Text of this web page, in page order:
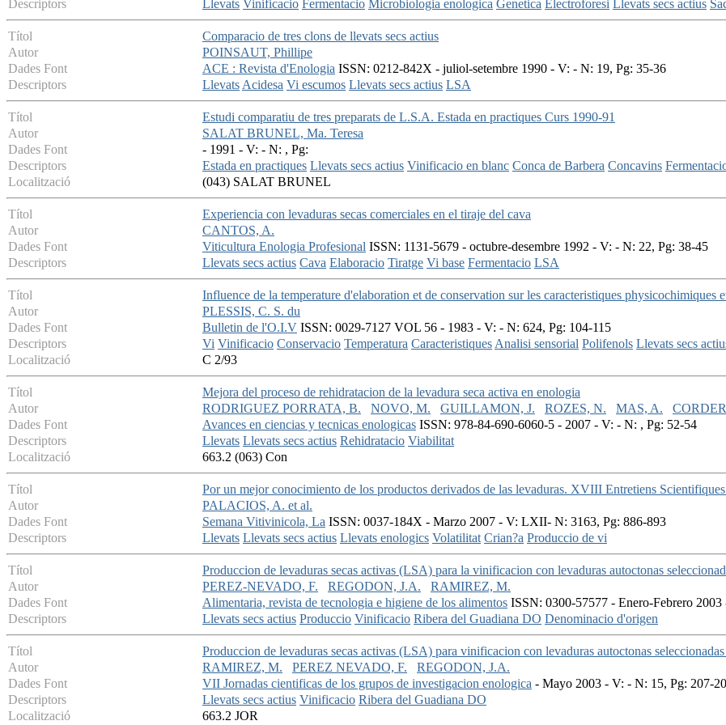
Descriptors Llevats Vinificacio Fermentacio Microbiologia enologica Genetica Electroforesi Llevats secs actius
Títol
Comparacio de tres clons de llevats secs actius
Autor
POINSAUT, Phillipe
Dades Font
ACE : Revista d'Enologia ISSN: 0212-842X - juliol-setembre 1990 - V: - N: 19, Pg: 35-36
Descriptors
LlevatsAcidesa Vi escumos Llevats secs actius LSA
Títol
Estudi comparatiu de tres preparats de L.S.A. Estada en practiques Curs 1990-91
Autor
SALAT BRUNEL, Ma. Teresa
Dades Font
- 1991 - V: - N: , Pg:
Descriptors
Estada en practiques Llevats secs actius Vinificacio en blanc Conca de Barbera Concavins
Localització
(043) SALAT BRUNEL
Títol
Experiencia con levaduras secas comerciales en el tiraje del cava
Autor
CANTOS, A.
Dades Font
Viticultura Enologia Profesional ISSN: 1131-5679 - octubre-desembre 1992 - V: - N: 22, Pg: 38-45
Descriptors
Llevats secs actius Cava Elaboracio Tiratge Vi base Fermentacio LSA
Títol
Influence de la temperature d'elaboration et de conservation sur les caracteristiques physicochimiques
Autor
PLESSIS, C. S. du
Dades Font
Bulletin de l'O.I.V ISSN: 0029-7127 VOL 56 - 1983 - V: - N: 624, Pg: 104-115
Descriptors
Vi Vinificacio Conservacio Temperatura CaracteristiquesAnalisi sensorial Polifenols Llevats secs
Localització
C 2/93
Títol
Mejora del proceso de rehidratacion de la levadura seca activa en enologia
Autor
RODRIGUEZ PORRATA, B. NOVO, M. GUILLAMON, J. ROZES, N. MAS, A.
Dades Font
Avances en ciencias y tecnicas enologicas ISSN: 978-84-690-6060-5 - 2007 - V: - N: , Pg: 52-54
Descriptors
Llevats Llevats secs actius Rehidratacio Viabilitat
Localització
663.2 (063) Con
Títol
Por un mejor conocimiento de los productos derivados de las levaduras. XVIII Entretiens
Autor
PALACIOS, A. et al.
Dades Font
Semana Vitivinicola, La ISSN: 0037-184X - Marzo 2007 - V: LXII- N: 3163, Pg: 886-893
Descriptors
Llevats Llevats secs actius Llevats enologics Volatilitat Crian?a Produccio de vi
Títol
Produccion de levaduras secas activas (LSA) para la vinificacion con levaduras autoctonas
Autor
PEREZ-NEVADO, F. REGODON, J.A.
RAMIREZ, M.
Dades Font
Alimentaria, revista de tecnologia e higiene de los alimentos ISSN: 0300-57577 - Enero-Febrero
Descriptors
Llevats secs actius Produccio Vinificacio Ribera del Guadiana DO Denominacio d'origen
Títol
Produccion de levaduras secas activas (LSA) para vinificacion con levaduras autoctonas
Autor
RAMIREZ, M. PEREZ NEVADO, F.
REGODON, J.A.
Dades Font
VII Jornadas cientificas de los grupos de investigacion enologica - Mayo 2003 - V: - N: 15, Pg: 207-
Descriptors
Llevats secs actius Vinificacio Ribera del Guadiana DO
Localització
663.2 JOR